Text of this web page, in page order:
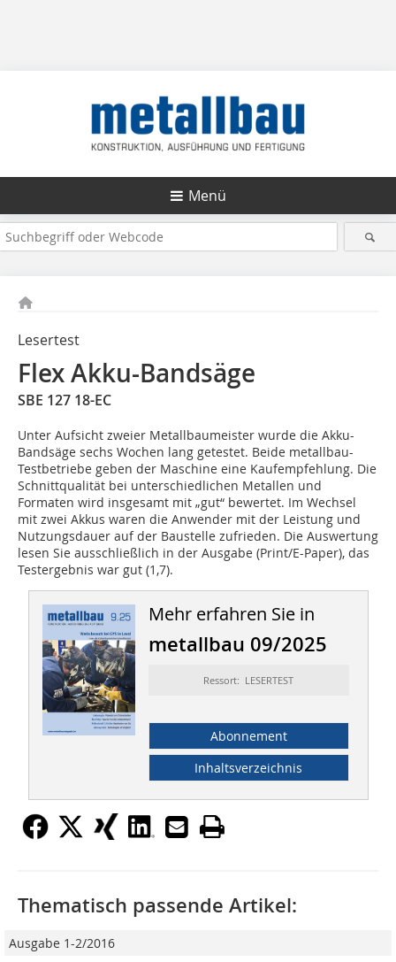
Menü
Lesertest
Flex Akku-Bandsäge
SBE 127 18-EC
Unter Aufsicht zweier Metallbaumeister wurde die Akku-
Bandsäge sechs Wochen lang getestet. Beide metallbau-
Testbetriebe geben der Maschine eine Kaufempfehlung. Die
Schnittqualität bei unterschiedlichen Metallen und
Formaten wird insgesamt mit „gut“ bewertet. Im Wechsel
mit zwei Akkus waren die Anwender mit der Leistung und
Nutzungsdauer auf der Baustelle zufrieden. Die Auswertung
lesen Sie ausschließlich in der Ausgabe (Print/E-Paper), das
Testergebnis war gut (1,7).
Mehr erfahren Sie in
metallbau 09/2025
Ressort: LESERTEST
Abonnement
Inhaltsverzeichnis
Thematisch passende Artikel:
Ausgabe 1-2/2016